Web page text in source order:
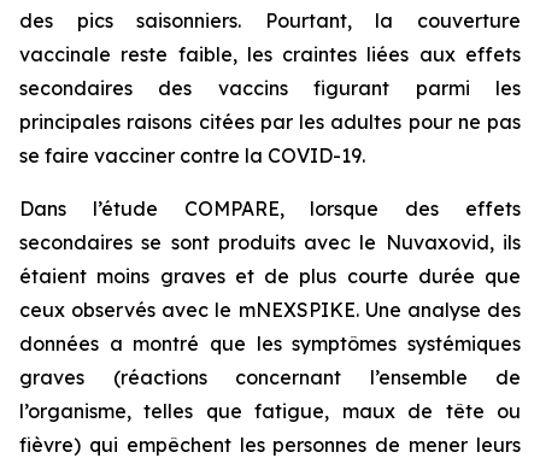
des pics saisonniers. Pourtant, la couverture
vaccinale reste faible, les craintes liées aux effets
secondaires des vaccins figurant parmi les
principales raisons citées par les adultes pour ne pas
se faire vacciner contre la COVID-19.
Dans l’étude COMPARE, lorsque des effets
secondaires se sont produits avec le Nuvaxovid, ils
étaient moins graves et de plus courte durée que
ceux observés avec le mNEXSPIKE. Une analyse des
données a montré que les symptômes systémiques
graves (réactions concernant l’ensemble de
l’organisme, telles que fatigue, maux de tête ou
fièvre) qui empêchent les personnes de mener leurs